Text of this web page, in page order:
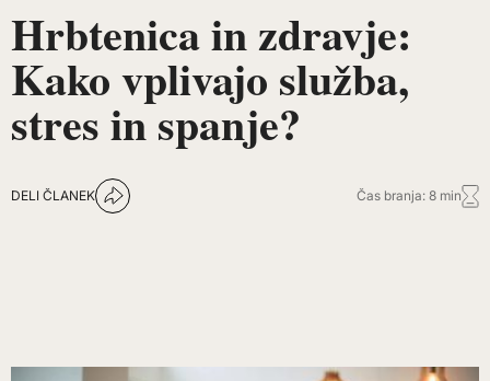
Hrbtenica in zdravje:
Kako vplivajo služba,
stres in spanje?
DELI ČLANEK Čas branja: 8 min